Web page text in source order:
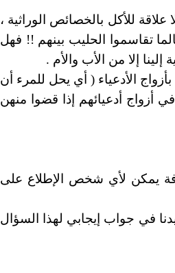
للأكل بالخصائص الوراثية ،
تقاسموا الحليب بينهم !! فهل
إلا من الأب والأم .
الأدعياء ( أي يحل للمرء أن
"...لكي لا يكون على المؤمنين حرج في أزواج أدعيائهم إذا قضوا منهن
يمكن لأي شخص الإطلاع على
في جواب إيجابي لهذا السؤال